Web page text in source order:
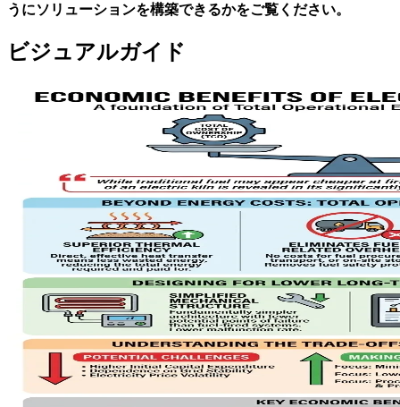
うにソリューションを構築できるかをご覧ください。
ビジュアルガイド